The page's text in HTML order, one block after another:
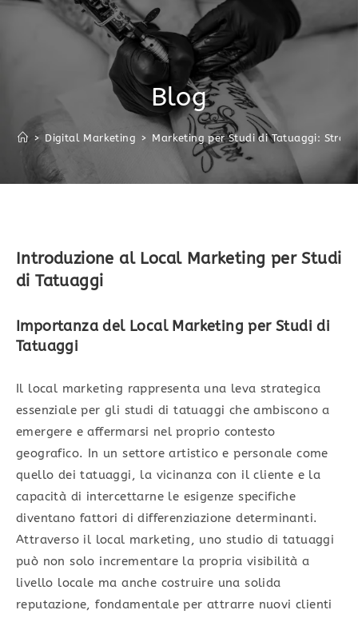
Blog
> Digital Marketing > Marketing per Studi di Tatuaggi:
Introduzione al Local Marketing per Studi
di Tatuaggi
Importanza del Local Marketing per Studi di
Tatuaggi
Il local marketing rappresenta una leva strategica
essenziale per gli studi di tatuaggi che ambiscono a
emergere e affermarsi nel proprio contesto
geografico. In un settore artistico e personale come
quello dei tatuaggi, la vicinanza con il cliente e la
capacità di intercettarne le esigenze specifiche
diventano fattori di differenziazione determinanti.
Attraverso il local marketing, uno studio di tatuaggi
può non solo incrementare la propria visibilità a
livello locale ma anche costruire una solida
reputazione, fondamentale per attrarre nuovi clienti